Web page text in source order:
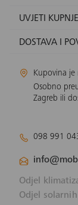
UVJETI KUPNJE
DOSTAVA I
Kupovina
Osobno
Zagreb ili
098 991
Odjel
Odjel